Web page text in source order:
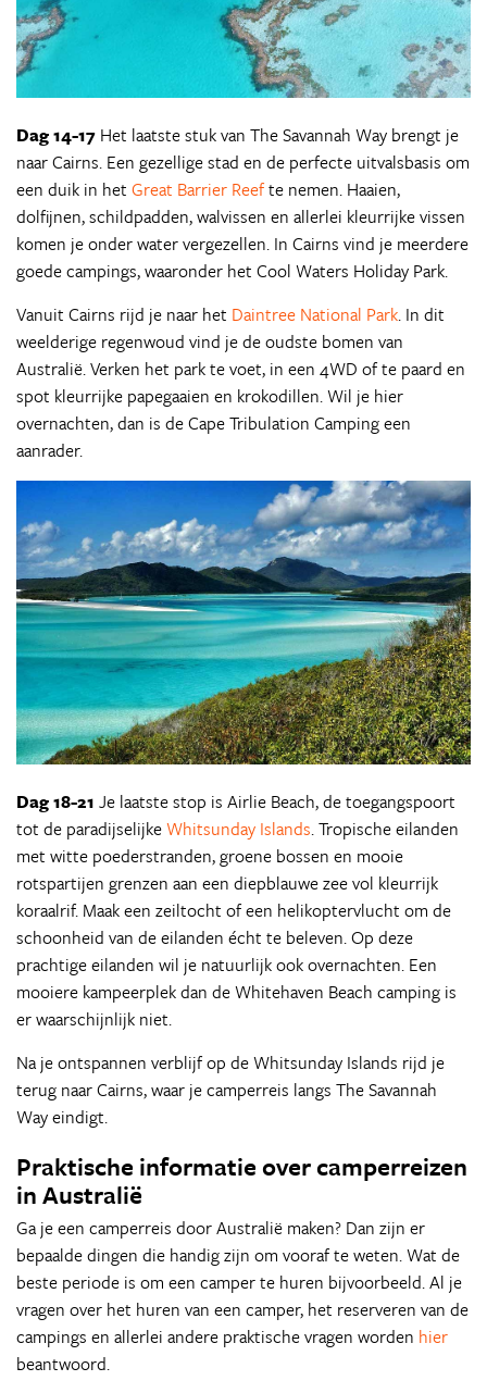
Dag 14-17 Het laatste stuk van The Savannah Way brengt je
naar Cairns. Een gezellige stad en de perfecte uitvalsbasis om
een duik in het Great Barrier Reefte nemen. Haaien,
dolfijnen, schildpadden, walvissen en allerlei kleurrijke vissen
komen je onder water vergezellen. In Cairns vind je meerdere
goede campings, waaronder het Cool Waters Holiday Park.
Vanuit Cairns rijd je naar het Daintree National Park. In dit
weelderige regenwoud vind je de oudste bomen van
Australië. Verken het park te voet, in een 4WD of te paard en
spot kleurrijke papegaaien en krokodillen. Wil je hier
overnachten, dan is de Cape Tribulation Camping een
aanrader.
Dag 18-21 Je laatste stop is Airlie Beach, de toegangspoort
tot de paradijselijkeWhitsunday Islands. Tropische eilanden
met witte poederstranden, groene bossen en mooie
rotspartijen grenzen aan een diepblauwe zee vol kleurrijk
koraalrif. Maak een zeiltocht of een helikoptervlucht om de
schoonheid van de eilanden écht te beleven. Op deze
prachtige eilanden wil je natuurlijk ook overnachten. Een
mooiere kampeerplek dan de Whitehaven Beach camping is
er waarschijnlijk niet.
Na je ontspannen verblijf op de Whitsunday Islands rijd je
terug naar Cairns, waar je camperreis langs The Savannah
Way eindigt.
Praktische informatie over camperreizen
in Australië
Ga je een camperreis door Australië maken? Dan zijn er
bepaalde dingen die handig zijn om vooraf te weten. Wat de
beste periode is om een camper te huren bijvoorbeeld. Al je
vragen over het huren van een camper, het reserveren van de
campings en allerlei andere praktische vragen worden hier
beantwoord.